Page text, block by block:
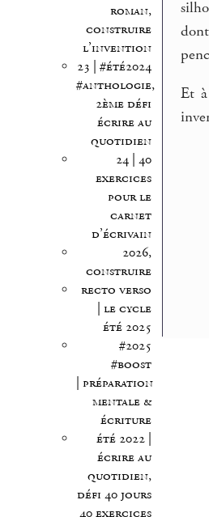
roman,
construire
l’invention
23 | #été2024
#anthologie,
2ème défi
écrire au
quotidien
24 | 40
exercices
pour le
carnet
d’écrivain
2026,
construire
recto verso
| le cycle
été 2025
#2025
#boost
| préparation
mentale &
écriture
été 2022 |
écrire au
quotidien,
défi 40 jours
40 exercices
Et